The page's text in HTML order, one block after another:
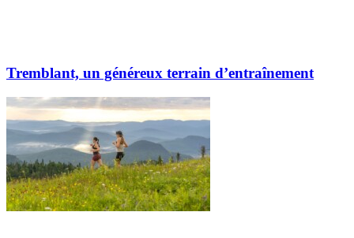
Tremblant, un généreux terrain d’entraînement